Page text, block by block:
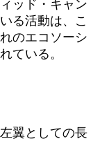
ッド・キャン
る活動は、こ
のエコソーシ
ている。
翼としての長